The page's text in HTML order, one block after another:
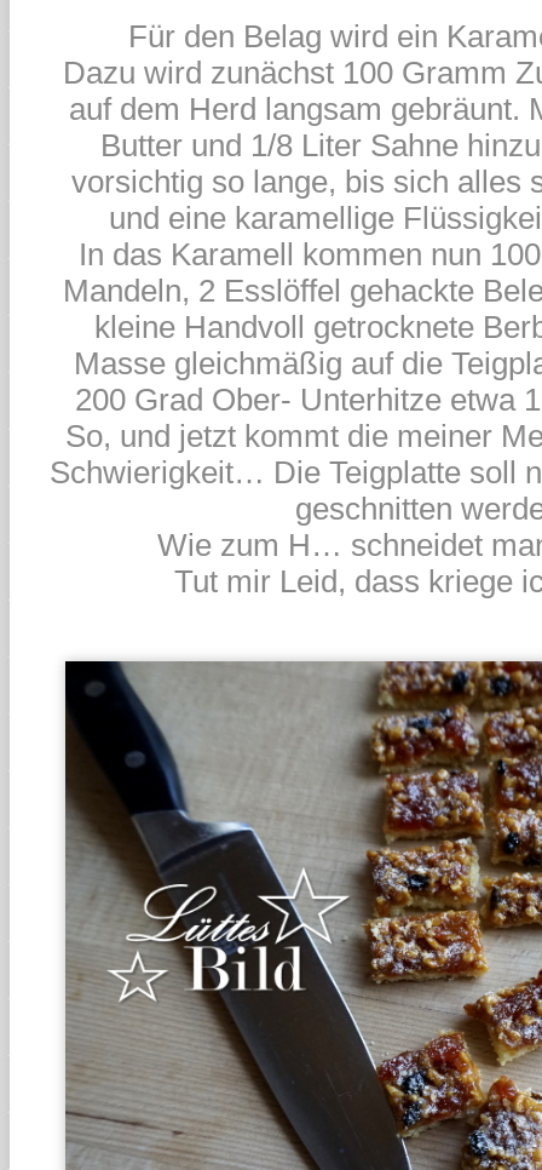
Für den Belag wird ein
Dazu wird zunächst 100 Gramm
auf dem Herd langsam gebräunt.
Butter und 1/8 Liter Sahne
vorsichtig so lange, bis sich alles
und eine karamellige
In das Karamell kommen nun
Mandeln, 2 Esslöffel gehackte
kleine Handvoll getrocknete
Masse gleichmäßig auf die
200 Grad Ober- Unterhitze etwa
So, und jetzt kommt die meiner
Schwierigkeit… Die Teigplatte soll
geschnitten
Wie zum H… schneidet
Tut mir Leid, dass kriege